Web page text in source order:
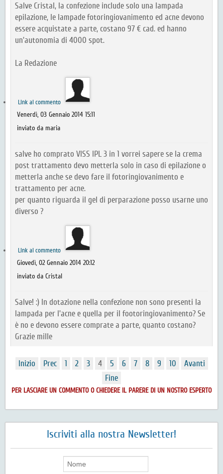
Salve Cristal, la confezione include solo una lampada
epilazione, le lampade fotoringiovanimento ed acne devono
essere acquistate a parte, costano 97 € cad. ed hanno
un'autonomia di 4000 spot.
La Redazione
Link al commento
Venerdì, 03 Gennaio 2014 15:11
inviato da maria
salve ho comprato VISS IPL 3 in 1 vorrei sapere se la crema
post trattamento devo metterla solo in caso di epilazione o
metterla anche se devo fare il fotoringiovanimento e
trattamento per acne.
per quanto riguarda il gel di perparazione posso usarne uno
diverso ?
Link al commento
Giovedì, 02 Gennaio 2014 20:12
inviato da Cristal
Salve! :) In dotazione nella confezione non sono presenti la
lampada per l'acne e quella per il footoringiovanimento? Se
è no e devono essere comprate a parte, quanto costano?
Grazie mille
Inizio Prec 1 2 3 4 5 6 7 8 9 10
Avanti
Fine
PER LASCIARE UN COMMENTO O CHIEDERE IL PARERE DI UN NOSTRO ESPERTO
Iscriviti alla nostra Newsletter!